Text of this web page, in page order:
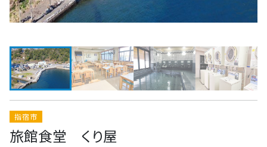
指宿市
旅館食堂 くり屋